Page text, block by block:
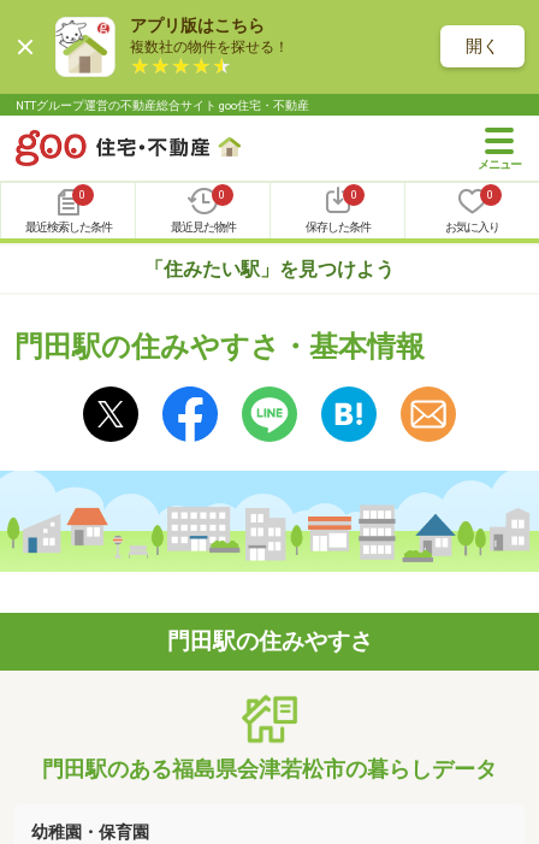
アプリ版はこちら
複数社の物件を探せる！ 開く
NTTグループ運営の不動産総合サイト goo住宅・不動産
0
最近検索した条件
0
最近見た物件
0
保存した条件
0
お気に入り
「住みたい駅」を見つけよう
門田駅の住みやすさ・基本情報
門田駅の住みやすさ
門田駅のある福島県会津若松市の暮らしデータ
幼稚園・保育園